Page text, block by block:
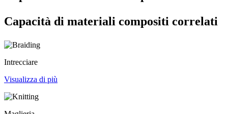
Capacità di materiali compositi correlati
Intrecciare
Visualizza di più